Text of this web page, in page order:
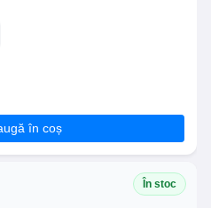
în coș
În stoc